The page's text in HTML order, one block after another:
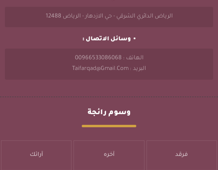
الرياض الدائري الشرقي - حي الازدهار - الرياض 12488
وسائل الاتصال :
الهاتف : 00966533086068
البريد : Taifarqad@gmail.com
وسوم رائجة
فرقد آخره آرائك